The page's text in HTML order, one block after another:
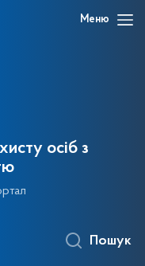
Меню
осіб з
Пошук